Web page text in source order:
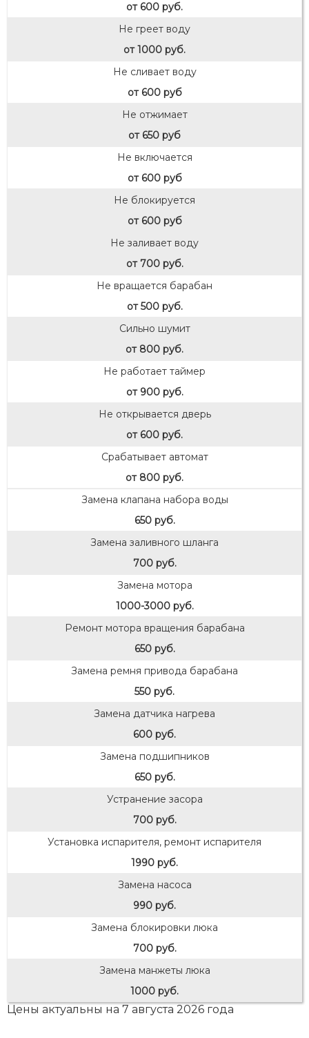
от 600 руб.
Не греет воду
от 1000 руб.
Не сливает воду
от 600 руб
Не отжимает
от 650 руб
Не включается
от 600 руб
Не блокируется
от 600 руб
Не заливает воду
от 700 руб.
Не вращается барабан
от 500 руб.
Сильно шумит
от 800 руб.
Не работает таймер
от 900 руб.
Не открывается дверь
от 600 руб.
Срабатывает автомат
от 800 руб.
Замена клапана набора воды
650 руб.
Замена заливного шланга
700 руб.
Замена мотора
1000-3000 руб.
Ремонт мотора вращения барабана
650 руб.
Замена ремня привода барабана
550 руб.
Замена датчика нагрева
600 руб.
Замена подшипников
650 руб.
Устранение засора
700 руб.
Установка испарителя, ремонт испарителя
1990 руб.
Замена насоса
990 руб.
Замена блокировки люка
700 руб.
Замена манжеты люка
1000 руб.
Цены актуальны на 7 августа 2026 года